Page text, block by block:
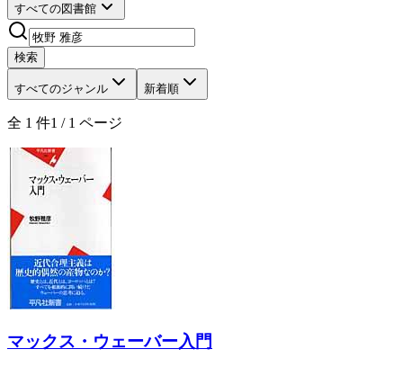
すべての図書館
検索
すべてのジャンル 新着順
全 1 件1 / 1 ページ
マックス・ウェーバー入門